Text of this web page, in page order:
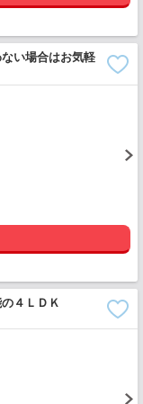
い場合はお気軽
４ＬＤＫ